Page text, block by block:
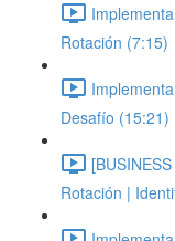
Rotación (7:15)
Desafío (15:21)
Rotación |